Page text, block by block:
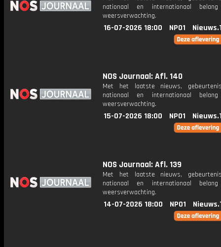
nationaal en internationaal
weersverwachting.
16-07-2026 18:00 NPO1
NOS Journaal: Afl. 140
Met het laatste nieuws,
nationaal en internationaal
weersverwachting.
15-07-2026 18:00 NPO1
NOS Journaal: Afl. 139
Met het laatste nieuws,
nationaal en internationaal
weersverwachting.
14-07-2026 18:00 NPO1